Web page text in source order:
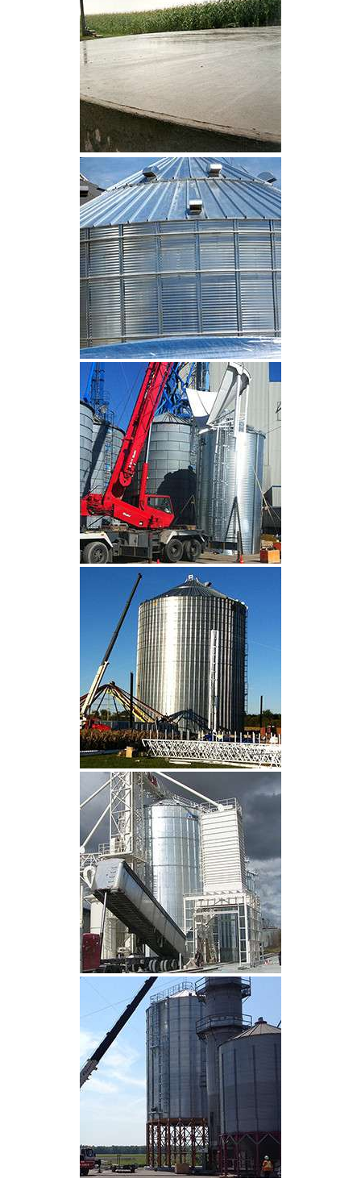
CLIQUEZ POUR AGRANDIR
CLIQUEZ POUR AGRANDIR
CLIQUEZ POUR AGRANDIR
CLIQUEZ POUR AGRANDIR
CLIQUEZ POUR AGRANDIR